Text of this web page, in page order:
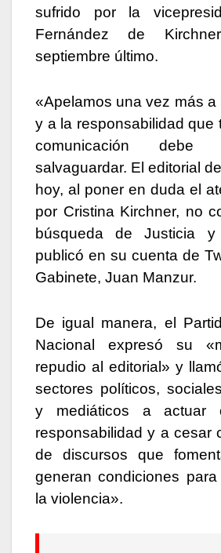
sufrido por la
Fernández de
septiembre último.
«Apelamos una vez más a
y a la responsabilidad que
comunicación
salvaguardar. El editorial
hoy, al poner en duda el
por Cristina Kirchner, no
búsqueda de Justicia
publicó en su cuenta de
Gabinete, Juan Manzur.
De igual manera, el
Nacional expresó su
repudio al editorial» y
sectores políticos,
y mediáticos a actuar
responsabilidad y a cesar
de discursos que
generan condiciones
la violencia».